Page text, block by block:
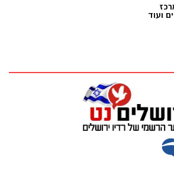
ועוד